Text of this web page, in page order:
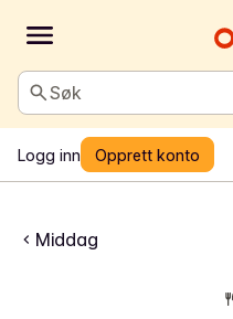
Søk
Logg inn Opprett konto
Middag